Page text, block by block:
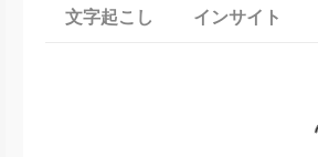
文字起こし インサイト